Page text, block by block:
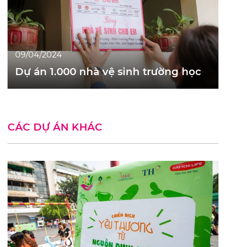
09/04/2024
Dự án 1.000 nhà vệ sinh trường học
CÁC DỰ ÁN KHÁC